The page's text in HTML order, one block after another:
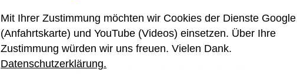
ergonomischer Handhebel
einfach zu bedienen
CYKLOS KSL 435 Nutgerät - Rillgerät
Mit Ihrer Zustimmung möchten wir Cookies der Dienste
(Anfahrtskarte) und YouTube (Videos) einsetzen. Über Ihre
Zustimmung würden wir uns freuen. Vielen Dank.
Datenschutzerklärung.